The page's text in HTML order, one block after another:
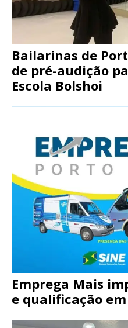
Bailarinas de
de pré-audição
Escola Bolshoi
Emprega Mais
e qualificação